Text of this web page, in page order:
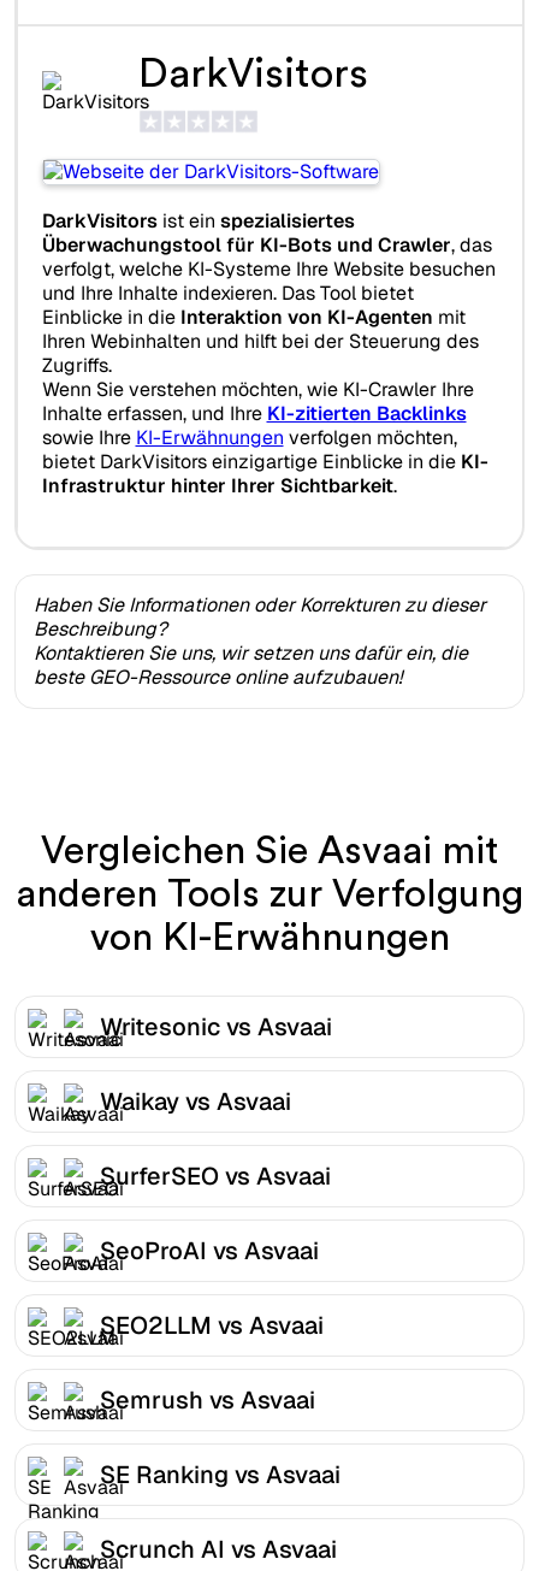
DarkVisitors
DarkVisitorsist ein spezialisiertes
Überwachungstool für KI-Bots und Crawler, das
verfolgt, welche KI-Systeme Ihre Website besuchen
und Ihre Inhalte indexieren. Das Tool bietet
Einblicke in die Interaktion von KI-Agenten mit
Ihren Webinhalten und hilft bei der Steuerung des
Zugriffs.
Wenn Sie verstehen möchten, wie KI-Crawler Ihre
Inhalte erfassen, und Ihre KI-zitierten Backlinks
sowie Ihre KI-Erwähnungen verfolgen möchten,
bietet DarkVisitors einzigartige Einblicke in die KI-
Infrastruktur hinter Ihrer Sichtbarkeit.
Haben Sie Informationen oder Korrekturen zu dieser
Beschreibung?
Kontaktieren Sie uns, wir setzen uns dafür ein, die
beste GEO-Ressource online aufzubauen!
Vergleichen Sie Asvaai mit
anderen Tools zur Verfolgung
von KI-Erwähnungen
Writesonic vs Asvaai
Waikay vs Asvaai
SurferSEO vs Asvaai
SeoProAI vs Asvaai
SEO2LLM vs Asvaai
Semrush vs Asvaai
SE Ranking vs Asvaai
Scrunch AI vs Asvaai